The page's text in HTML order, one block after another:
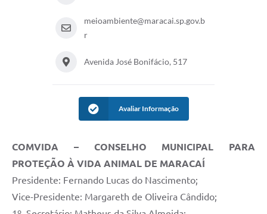
meioambiente@maracai.sp.gov.b
r
Avenida José Bonifácio, 517
Avaliar Informação
COMVIDA – CONSELHO MUNICIPAL PARA
PROTEÇÃO À VIDA ANIMAL DE MARACAÍ
Presidente: Fernando Lucas do Nascimento;
Vice-Presidente: Margareth de Oliveira Cândido;